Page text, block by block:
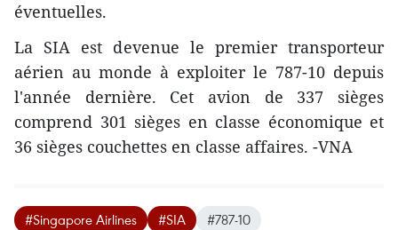
éventuelles.
La SIA est devenue le premier transporteur
aérien au monde à exploiter le 787-10 depuis
l'année dernière. Cet avion de 337 sièges
comprend 301 sièges en classe économique et
36 sièges couchettes en classe affaires. -VNA
#Singapore Airlines #SIA #787-10